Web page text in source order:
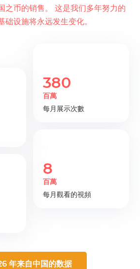
之币的销售。 这是我们多年努力的
设施将永远发生变化。
年来自中国的数据
380
百萬
每月展示次數
8
百萬
每月觀看的視頻